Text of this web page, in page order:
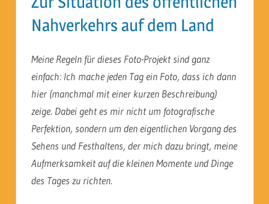
Nahverkehrs auf dem Land
Meine Regeln für dieses Foto-Projekt sind ganz
einfach: Ich mache jeden Tag ein Foto, dass ich dann
hier (manchmal mit einer kurzen Beschreibung)
zeige. Dabei geht es mir nicht um fotografische
Perfektion, sondern um den eigentlichen Vorgang des
Sehens und Festhaltens, der mich dazu bringt, meine
Aufmerksamkeit auf die kleinen Momente und Dinge
des Tages zu richten.